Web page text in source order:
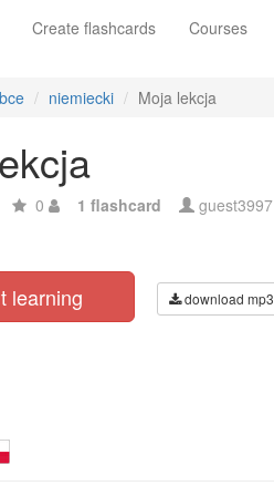
Create flashcards Courses
niemiecki Moja lekcja
0 1 flashcard
learning download mp3